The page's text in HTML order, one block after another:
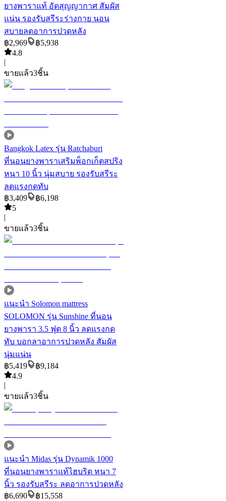
ยางพาราแท้ อัดสุญญากาศ สัมผัส
แน่น รองรับสรีระร่างกาย นอน
สบายลดอาการปวดหลัง
฿2,969 ฿5,938
4.8
|
ขายแล้ว3ชิ้น
Bangkok Latex รุ่น Ratchaburi
ที่นอนยางพาราเสริมพ็อกเก็ตสปริง
หนา 10 นิ้ว นุ่มสบาย รองรับสรีระ
ลดแรงกดทับ
฿3,409 ฿6,198
5
|
ขายแล้ว3ชิ้น
แนะนำ Solomon mattress
SOLOMON รุ่น Sunshine ที่นอน
ยางพารา 3.5 ฟุต 8 นิ้ว ลดแรงกด
ทับ บอกลาอาการปวดหลัง สัมผัส
นุ่มแน่น
฿5,419 ฿9,184
4.9
|
ขายแล้ว3ชิ้น
แนะนำ Midas รุ่น Dynamik 1000
ที่นอนยางพาราแท้ไฮบริด หนา 7
นิ้ว รองรับสรีระ ลดอาการปวดหลัง
฿6,690 ฿15,558